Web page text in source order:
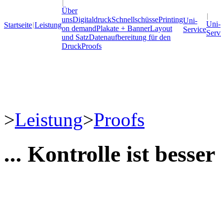
Startseite Leistung
Über
unsDigitaldruckSchnellschüssePrinting
on demandPlakate + BannerLayout
und SatzDatenaufbereitung für den
DruckProofs
Uni-
Service
Uni-
>Leistung>Proofs
... Kontrolle ist besser